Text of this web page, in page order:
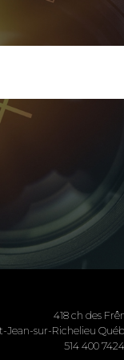
418 ch des
Jean-sur-Richelieu
514 400 7424